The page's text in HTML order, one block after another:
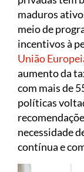
maduros
meio de
incentivos à
União
aumento da
com mais de
políticas
necessidade
contínua e